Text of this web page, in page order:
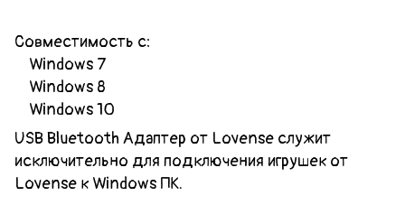
Совместимость c:
Windows 7
Windows 8
Windows 10
USB Bluetooth Адаптер от Lovense служит
исключительно для подключения игрушек от
Lovense к Windows ПК.